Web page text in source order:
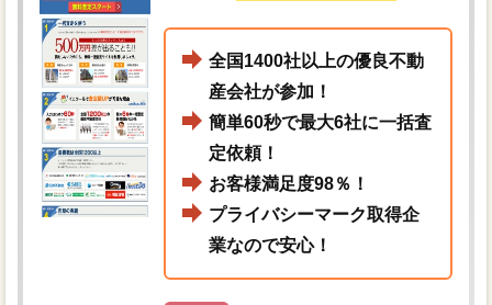
全国1400社以上の優良不動
産会社が参加！
簡単60秒で最大6社に一括査
定依頼！
お客様満足度98％！
プライバシーマーク取得企
業なので安心！